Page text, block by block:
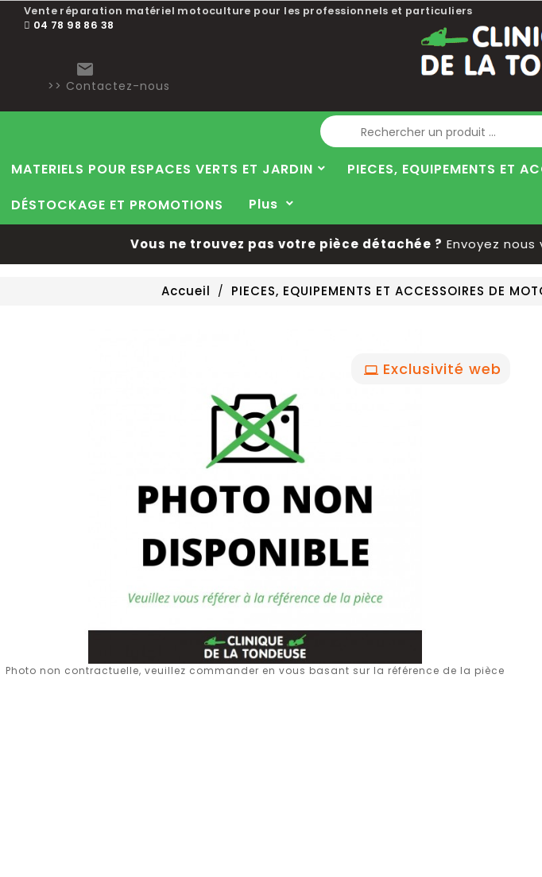
Vente réparation matériel motoculture pour les professionnels et particuliers
04 78 98 86 38

>> Contactez-nous
MATERIELS POUR ESPACES VERTS ET JARDIN PIECES, EQUIPEMENTS ET
DÉSTOCKAGE ET PROMOTIONS
Plus
Vous ne trouvez pas votre pièce détachée ?Envoyez nous
Accueil PIECES, EQUIPEMENTS ET ACCESSOIRES DE
Exclusivité web
Photo non contractuelle, veuillez commander en vous basant sur la référence de la pièce